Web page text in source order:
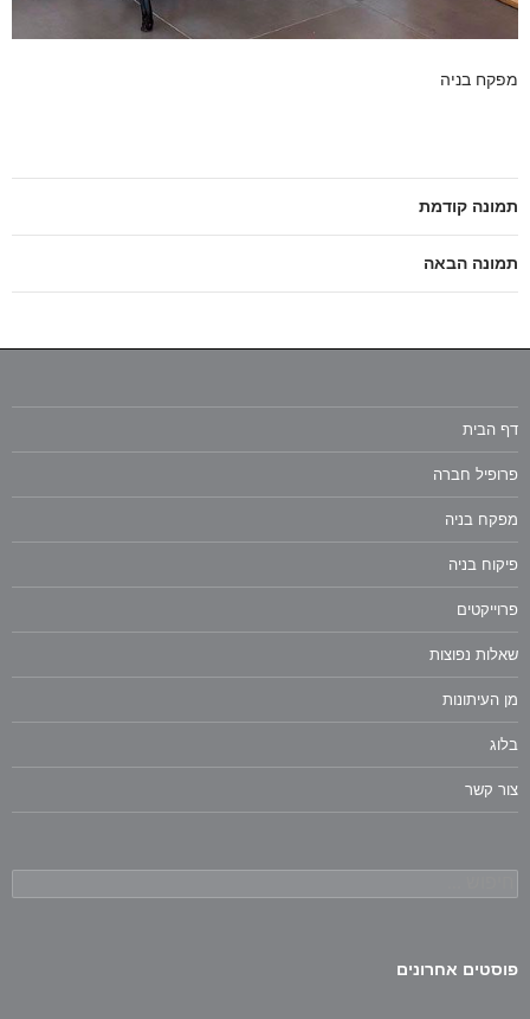
מפקח בניה
תמונה קודמת
תמונה הבאה
דף הבית
פרופיל חברה
מפקח בניה
פיקוח בניה
פרוייקטים
שאלות נפוצות
מן העיתונות
בלוג
צור קשר
פוסטים אחרונים